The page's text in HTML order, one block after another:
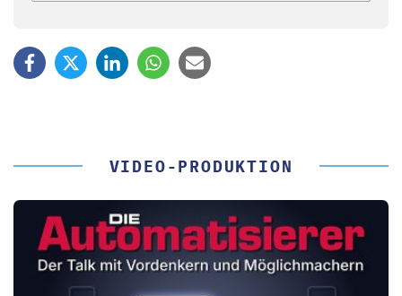
VIDEO-PRODUKTION